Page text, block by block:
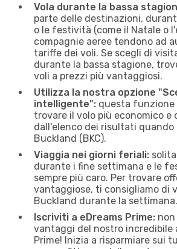
Vola durante la bassa
parte delle destinazioni,
o le festività (come il Natale o
compagnie aeree tendono ad
tariffe dei voli. Se scegli di
durante la bassa stagione,
voli a prezzi più vantaggiosi.
Utilizza la nostra opzione
intelligente": questa
trovare il volo più economico e
dall'elenco dei risultati quando
Buckland (BKC).
Viaggia nei giorni feriali:
durante i fine settimana e le
sempre più caro. Per trovare
vantaggiose, ti consigliamo di
Buckland durante la settimana.
Iscriviti a eDreams Prime:
vantaggi del nostro incredibile
Prime! Inizia a risparmiare sui